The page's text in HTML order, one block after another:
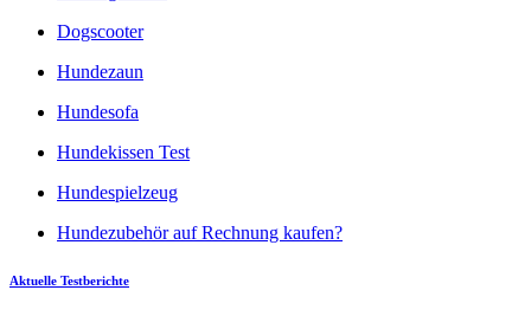
Dogscooter
Hundezaun
Hundesofa
Hundekissen Test
Hundespielzeug
Hundezubehör auf Rechnung kaufen?
Aktuelle Testberichte